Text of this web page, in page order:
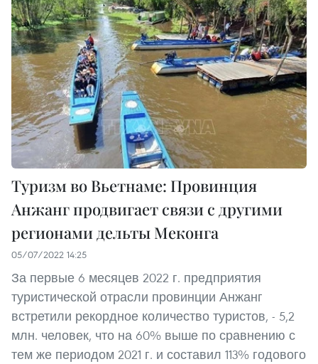
Туризм во Вьетнаме: Провинция
Анжанг продвигает связи с другими
регионами дельты Меконга
05/07/2022 14:25
За первые 6 месяцев 2022 г. предприятия
туристической отрасли провинции Анжанг
встретили рекордное количество туристов, - 5,2
млн. человек, что на 60% выше по сравнению с
тем же периодом 2021 г. и составил 113% годового